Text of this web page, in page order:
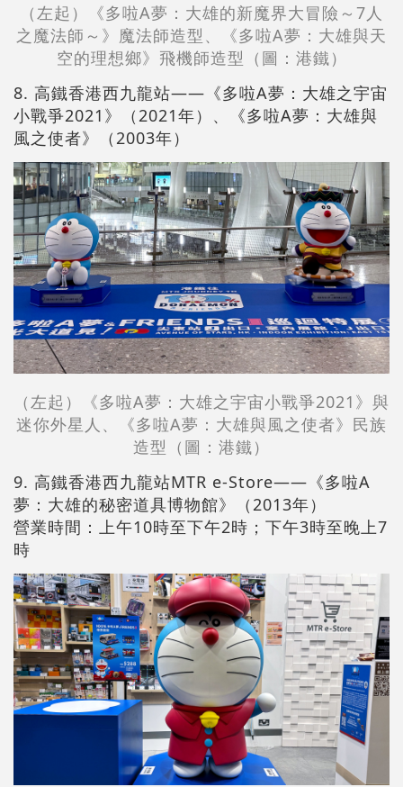
（左起）《多啦A夢：大雄的新魔界大冒險～7人
之魔法師～》魔法師造型、《多啦A夢：大雄與天
空的理想鄉》飛機師造型（圖：港鐵）
8. 高鐵香港西九龍站——《多啦A夢：大雄之宇宙
小戰爭2021》（2021年）、《多啦A夢：大雄與
風之使者》（2003年）
（左起）《多啦A夢：大雄之宇宙小戰爭2021》與
迷你外星人、《多啦A夢：大雄與風之使者》民族
造型（圖：港鐵）
9. 高鐵香港西九龍站MTR e-Store——《多啦A
夢：大雄的秘密道具博物館》（2013年）
營業時間：上午10時至下午2時；下午3時至晚上7
時